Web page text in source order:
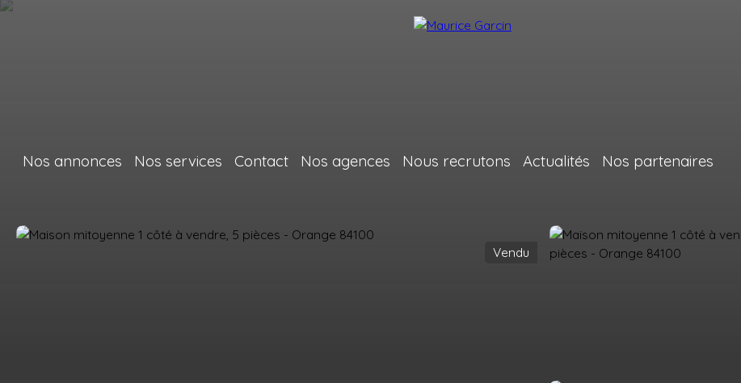
Nos annonces Nos services Contact Nos agences Nous recrutons Actualités Nos partenaires
Vendu